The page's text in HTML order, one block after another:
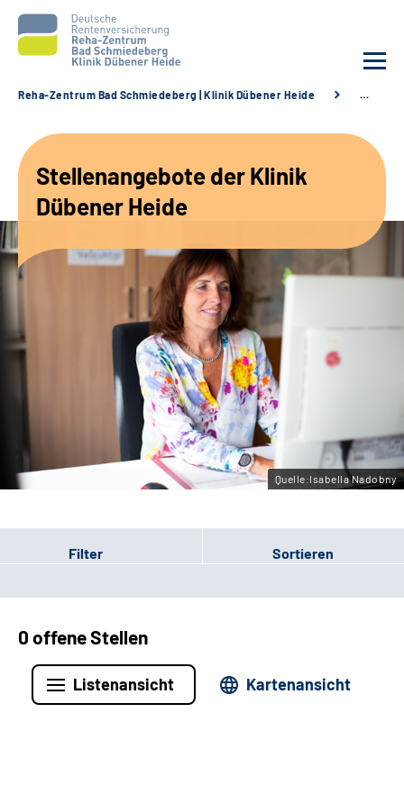
Unsere Angebote
Karriere
Sozialdienste & Zuweisende
Leichte Sprache
Gebärdensprache
Reha-Zentrum Bad Schmiedeberg | Klinik Dübener Heide …
Stellenangebote der Klinik
Dübener Heide
Quelle:Isabella Nadobny
Filter Sortieren
0 offene Stellen
Listenansicht Kartenansicht